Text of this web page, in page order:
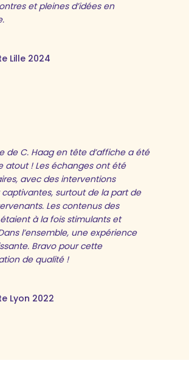
et pleines d’idées en
Lille 2024
de C. Haag en tête d’affiche a été
atout ! Les échanges ont été
avec des interventions
surtout de la part de
Les contenus des
à la fois stimulants et
l’ensemble, une expérience
Bravo pour cette
de qualité !
Lyon 2022